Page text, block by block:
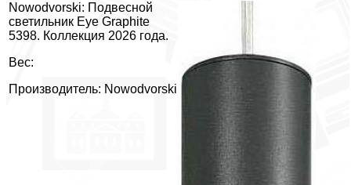
Nowodvorski: Подвесной
светильник Eye Graphite
5398. Коллекция 2026 года.
Вес:
Производитель: Nowodvorski